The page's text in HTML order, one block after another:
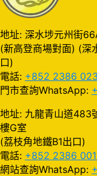
地址: 深水埗元州街
(新高登商場對面) (深
口)
電話: +852 2386
門市查詢WhatsApp:
地址: 九龍青山道483
樓G室
(荔枝角地鐵B1出口)
電話: +852 2386
網站查詢WhatsApp: